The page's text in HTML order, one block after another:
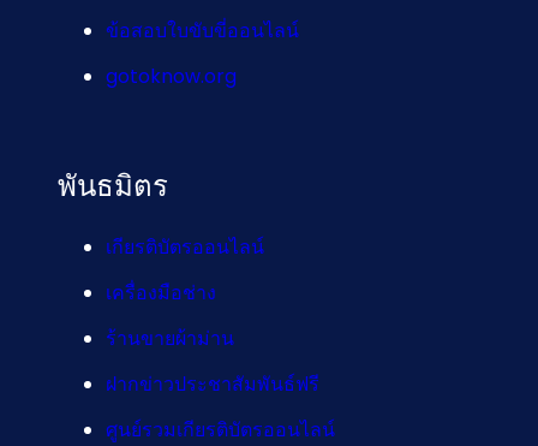
ข้อสอบใบขับขี่ออนไลน์
gotoknow.org
พันธมิตร
เกียรติบัตรออนไลน์
เครื่องมือช่าง
ร้านขายผ้าม่าน
ฝากข่าวประชาสัมพันธ์ฟรี
ศูนย์รวมเกียรติบัตรออนไลน์